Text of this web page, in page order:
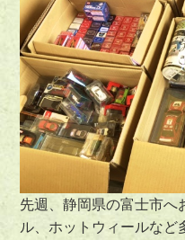
先週、静岡県の富士市へ
ル、ホットウィールなど